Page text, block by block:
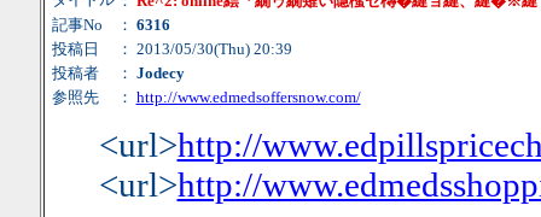
記事No
： 6316
投稿日
： 2013/05/30(Thu) 20:39
投稿者
： Jodecy
参照先
： http://www.edmedsoffersnow.com/
<url>http://
<url>http://